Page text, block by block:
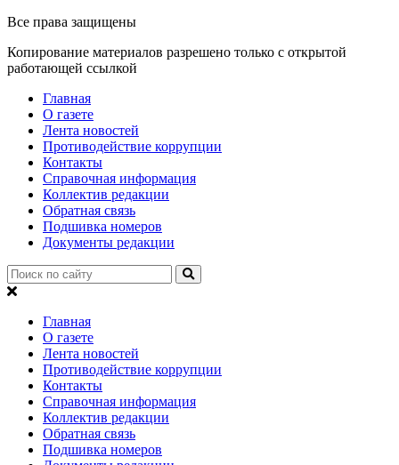
Все права защищены
Копирование материалов разрешено только с открытой
работающей ссылкой
Главная
О газете
Лента новостей
Противодействие коррупции
Контакты
Справочная информация
Коллектив редакции
Обратная связь
Подшивка номеров
Документы редакции
Главная
О газете
Лента новостей
Противодействие коррупции
Контакты
Справочная информация
Коллектив редакции
Обратная связь
Подшивка номеров